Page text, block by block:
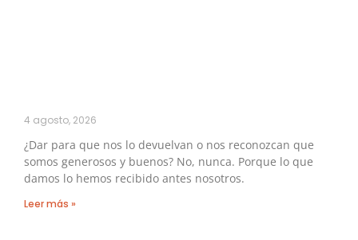
4 agosto, 2026
¿Dar para que nos lo devuelvan o nos reconozcan que
somos generosos y buenos? No, nunca. Porque lo que
damos lo hemos recibido antes nosotros.
Leer más »